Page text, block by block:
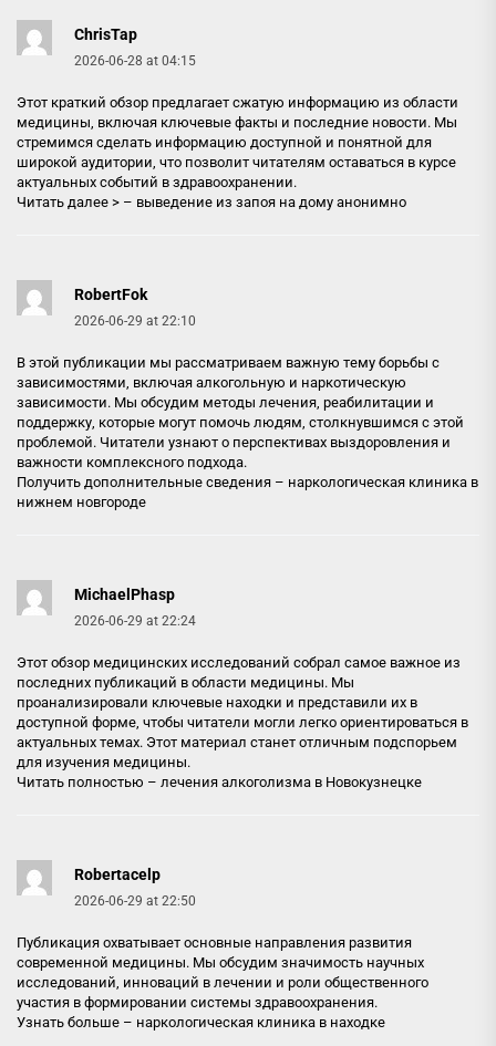
ChrisTap
2026-06-28 at 04:15
Этот краткий обзор предлагает сжатую информацию из области
медицины, включая ключевые факты и последние новости. Мы
стремимся сделать информацию доступной и понятной для
широкой аудитории, что позволит читателям оставаться в курсе
актуальных событий в здравоохранении.
Читать далее > – выведение из запоя на дому анонимно
RobertFok
2026-06-29 at 22:10
В этой публикации мы рассматриваем важную тему борьбы с
зависимостями, включая алкогольную и наркотическую
зависимости. Мы обсудим методы лечения, реабилитации и
поддержку, которые могут помочь людям, столкнувшимся с этой
проблемой. Читатели узнают о перспективах выздоровления и
важности комплексного подхода.
Получить дополнительные сведения – наркологическая клиника в
нижнем новгороде
MichaelPhasp
2026-06-29 at 22:24
Этот обзор медицинских исследований собрал самое важное из
последних публикаций в области медицины. Мы
проанализировали ключевые находки и представили их в
доступной форме, чтобы читатели могли легко ориентироваться в
актуальных темах. Этот материал станет отличным подспорьем
для изучения медицины.
Читать полностью – лечения алкоголизма в Новокузнецке
Robertacelp
2026-06-29 at 22:50
Публикация охватывает основные направления развития
современной медицины. Мы обсудим значимость научных
исследований, инноваций в лечении и роли общественного
участия в формировании системы здравоохранения.
Узнать больше – наркологическая клиника в находке